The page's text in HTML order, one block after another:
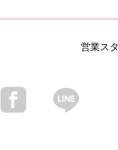
営業ス